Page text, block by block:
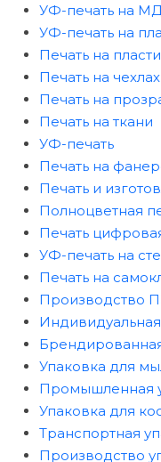
УФ-печать на
УФ-печать на
Печать на
Печать на
Печать на
Печать на ткани
УФ-печать
Печать на
Печать и
Полноцветная
Печать
УФ-печать на
Печать на
Производство
Индивидуальная
Упаковка для
Промышленная
Упаковка для
Транспортная
Производство